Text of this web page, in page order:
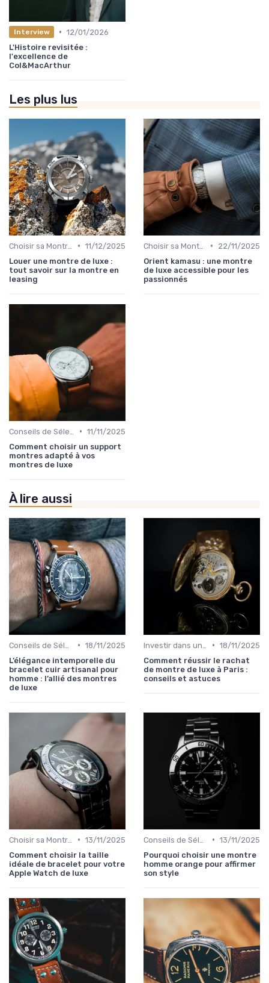
Interview • 12/01/2026
L'Histoire revisitée :
l'excellence de
Col&MacArthur
Les plus lus
• 11/12/2025
Louer une montre de luxe :
tout savoir sur la montre en
leasing
•
22/11/2025
Orient kamasu : une montre
de luxe accessible pour les
passionnés
• 11/11/2025
Comment choisir un support
montres adapté à vos
montres de luxe
À lire aussi
• 18/11/2025
L’élégance intemporelle du
bracelet cuir artisanal pour
homme : l’allié des montres
de luxe
• 18/11/2025
Comment réussir le rachat
de montre de luxe à Paris :
conseils et astuces
• 13/11/2025
Comment choisir la taille
idéale de bracelet pour votre
Apple Watch de luxe
• 13/11/2025
Pourquoi choisir une montre
homme orange pour affirmer
son style